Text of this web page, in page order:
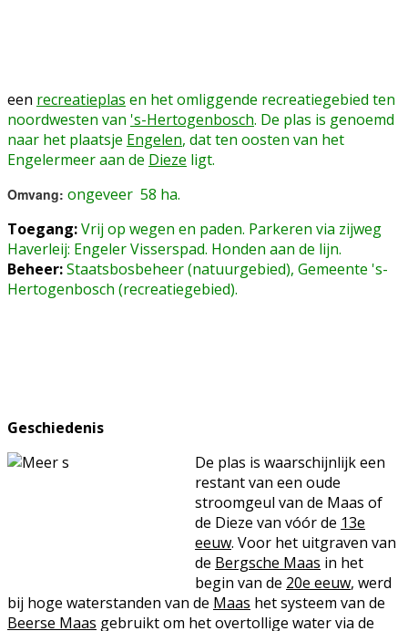
een recreatieplas en het omliggende recreatiegebied ten
noordwesten van 's-Hertogenbosch. De plas is genoemd
naar het plaatsje Engelen, dat ten oosten van het
Engelermeer aan de Dieze ligt.
Omvang: ongeveer 58 ha.
Toegang:Vrij op wegen en paden. Parkeren via zijweg
Haverleij: Engeler Visserspad. Honden aan de lijn.
Beheer:Staatsbosbeheer (natuurgebied), Gemeente 's-
Hertogenbosch (recreatiegebied).
Geschiedenis
De plas is waarschijnlijk een
restant van een oude
stroomgeul van de Maas of
de Dieze van vóór de 13e
eeuw. Voor het uitgraven van
de Bergsche Maas in het
begin van de 20e eeuw, werd
bij hoge waterstanden van de Maas het systeem van de
Beerse Maas gebruikt om het overtollige water via de